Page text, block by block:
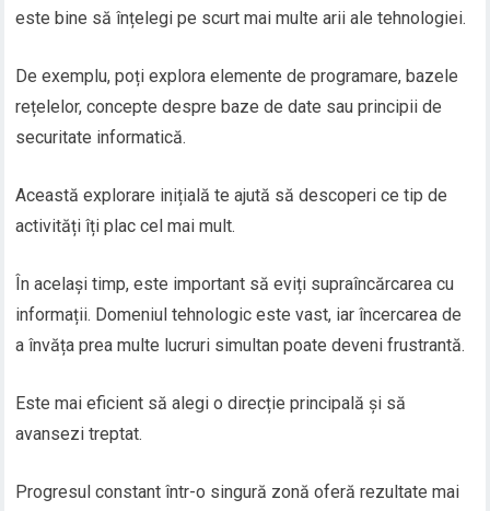
este bine să înțelegi pe scurt mai multe arii ale tehnologiei.
De exemplu, poți explora elemente de programare, bazele
rețelelor, concepte despre baze de date sau principii de
securitate informatică.
Această explorare inițială te ajută să descoperi ce tip de
activități îți plac cel mai mult.
În același timp, este important să eviți supraîncărcarea cu
informații. Domeniul tehnologic este vast, iar încercarea de
a învăța prea multe lucruri simultan poate deveni frustrantă.
Este mai eficient să alegi o direcție principală și să
avansezi treptat.
Progresul constant într-o singură zonă oferă rezultate mai